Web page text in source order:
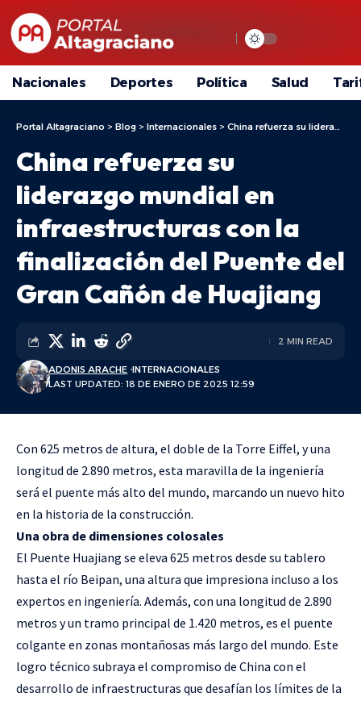
Nacionales Deportes Política Salud
Portal Altagraciano > Blog > Internacionales > China refuerza su liderazgo mundial en infraestructuras con la finalización del Puente del Gran Cañón de Huajiang
China refuerza su
liderazgo mundial en
infraestructuras con la
finalización del Puente del
Gran Cañón de Huajiang
LAST UPDATED: 18 DE ENERO DE 2025 12:59
ADONIS ARACHE INTERNACIONALES
2 MIN READ
Con 625 metros de altura, el doble de la Torre Eiffel, y una
longitud de 2.890 metros, esta maravilla de la ingeniería
será el puente más alto del mundo, marcando un nuevo hito
en la historia de la construcción.
Una obra de dimensiones colosales
El Puente Huajiang se eleva 625 metros desde su tablero
hasta el río Beipan, una altura que impresiona incluso a los
expertos en ingeniería. Además, con una longitud de 2.890
metros y un tramo principal de 1.420 metros, es el puente
colgante en zonas montañosas más largo del mundo. Este
logro técnico subraya el compromiso de China con el
desarrollo de infraestructuras que desafían los límites de la